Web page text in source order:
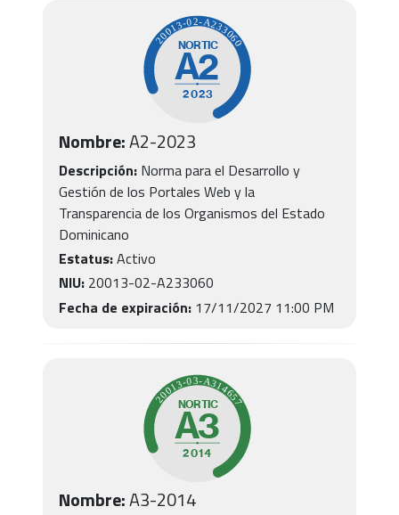
Nombre:A2-2023
Descripción:Norma para el Desarrollo y
Gestión de los Portales Web y la
Transparencia de los Organismos del Estado
Dominicano
Estatus:Activo
NIU:20013-02-A233060
Fecha de expiración:17/11/2027 11:00 PM
Nombre:A3-2014